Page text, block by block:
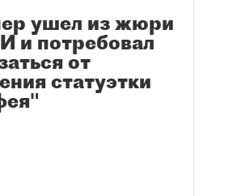
ушел из жюри
и потребовал
от
статуэтки